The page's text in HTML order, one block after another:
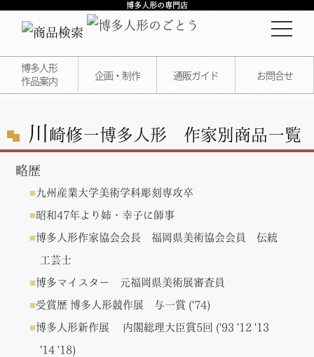
博多人形の専門店
博多人形
作品案内
企画・制作 通販ガイド お問合せ
川 崎修一博多人形 作家別商品一覧
略歴
九州産業大学美術学科彫刻専攻卒
昭和47年より姉・幸子に師事
博多人形作家協会会長 福岡県美術協会会員 伝統
工芸士
博多マイスター 元福岡県美術展審査員
受賞歴 博多人形競作展 与一賞 ('74)
博多人形新作展 内閣総理大臣賞5回 ('93 '12 '13
'14 '18)